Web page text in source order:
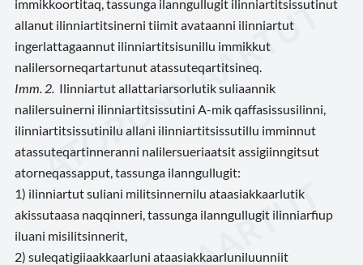
immikkoortitaq, tassunga ilanngullugit ilinniartitsissutinut
allanut ilinniartitsinerni tiimit avataanni ilinniartut
ingerlattagaannut ilinniartitsisunillu immikkut
nalilersorneqartartunut atassuteqartitsineq.
Imm. 2. Ilinniartut allattariarsorlutik suliaannik
nalilersuinerni ilinniartitsissutini A-mik qaffasissusilinni,
ilinniartitsissutinilu allani ilinniartitsissutillu imminnut
atassuteqartinneranni nalilersueriaatsit assigiinngitsut
atorneqassapput, tassunga ilanngullugit:
1) ilinniartut suliani militsinnernilu ataasiakkaarlutik
akissutaasa naqqinneri, tassunga ilanngullugit ilinniarfiup
iluani misilitsinnerit,
2) suleqatigiiaakkaarluni ataasiakkaarluniluunniit